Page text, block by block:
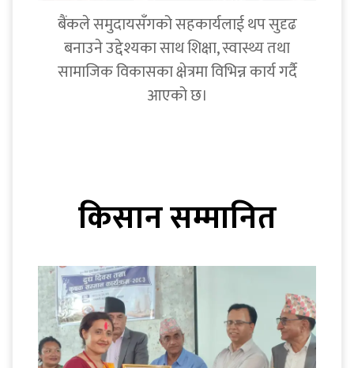
बैंकले समुदायसँगको सहकार्यलाई थप सुदृढ
बनाउने उद्देश्यका साथ शिक्षा, स्वास्थ्य तथा
सामाजिक विकासका क्षेत्रमा विभिन्न कार्य गर्दै
आएको छ।
किसान सम्मानित